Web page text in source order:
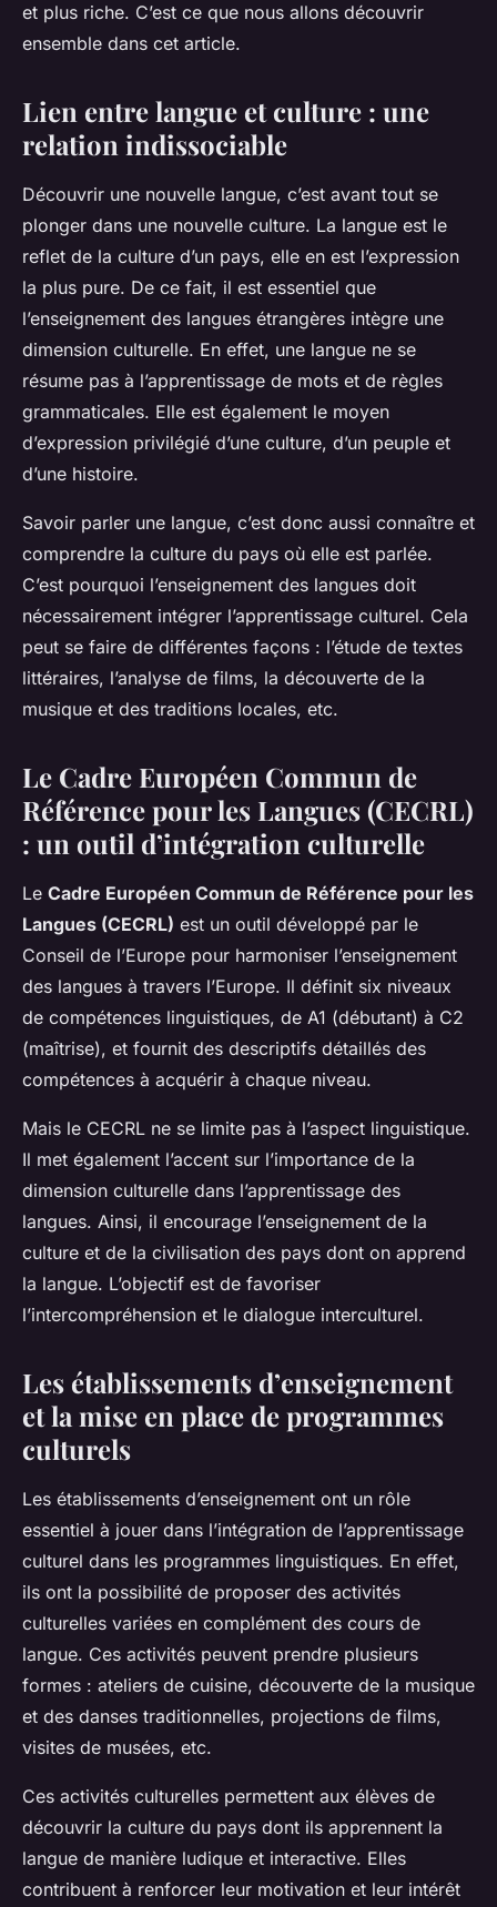
et plus riche. C’est ce que nous allons découvrir
ensemble dans cet article.
Lien entre langue et culture : une
relation indissociable
Découvrir une nouvelle langue, c’est avant tout se
plonger dans une nouvelle culture. La langue est le
reflet de la culture d’un pays, elle en est l’expression
la plus pure. De ce fait, il est essentiel que
l’enseignement des langues étrangères intègre une
dimension culturelle. En effet, une langue ne se
résume pas à l’apprentissage de mots et de règles
grammaticales. Elle est également le moyen
d’expression privilégié d’une culture, d’un peuple et
d’une histoire.
Savoir parler une langue, c’est donc aussi connaître et
comprendre la culture du pays où elle est parlée.
C’est pourquoi l’enseignement des langues doit
nécessairement intégrer l’apprentissage culturel. Cela
peut se faire de différentes façons : l’étude de textes
littéraires, l’analyse de films, la découverte de la
musique et des traditions locales, etc.
Le Cadre Européen Commun de
Référence pour les Langues (CECRL)
: un outil d’intégration culturelle
Le Cadre Européen Commun de Référence pour les
Langues (CECRL) est un outil développé par le
Conseil de l’Europe pour harmoniser l’enseignement
des langues à travers l’Europe. Il définit six niveaux
de compétences linguistiques, de A1 (débutant) à C2
(maîtrise), et fournit des descriptifs détaillés des
compétences à acquérir à chaque niveau.
Mais le CECRL ne se limite pas à l’aspect linguistique.
Il met également l’accent sur l’importance de la
dimension culturelle dans l’apprentissage des
langues. Ainsi, il encourage l’enseignement de la
culture et de la civilisation des pays dont on apprend
la langue. L’objectif est de favoriser
l’intercompréhension et le dialogue interculturel.
Les établissements d’enseignement
et la mise en place de programmes
culturels
Les établissements d’enseignement ont un rôle
essentiel à jouer dans l’intégration de l’apprentissage
culturel dans les programmes linguistiques. En effet,
ils ont la possibilité de proposer des activités
culturelles variées en complément des cours de
langue. Ces activités peuvent prendre plusieurs
formes : ateliers de cuisine, découverte de la musique
et des danses traditionnelles, projections de films,
visites de musées, etc.
Ces activités culturelles permettent aux élèves de
découvrir la culture du pays dont ils apprennent la
langue de manière ludique et interactive. Elles
contribuent à renforcer leur motivation et leur intérêt